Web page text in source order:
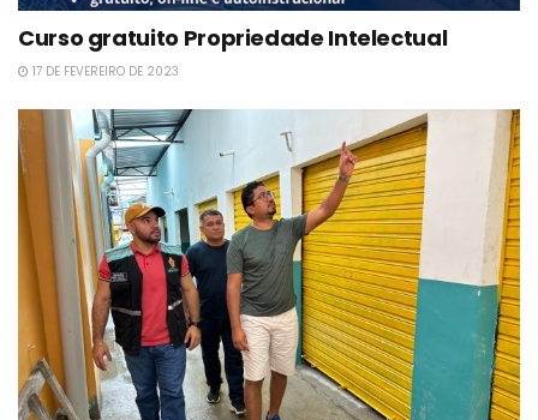
Curso gratuito Propriedade Intelectual
17 DE FEVEREIRO DE 2023